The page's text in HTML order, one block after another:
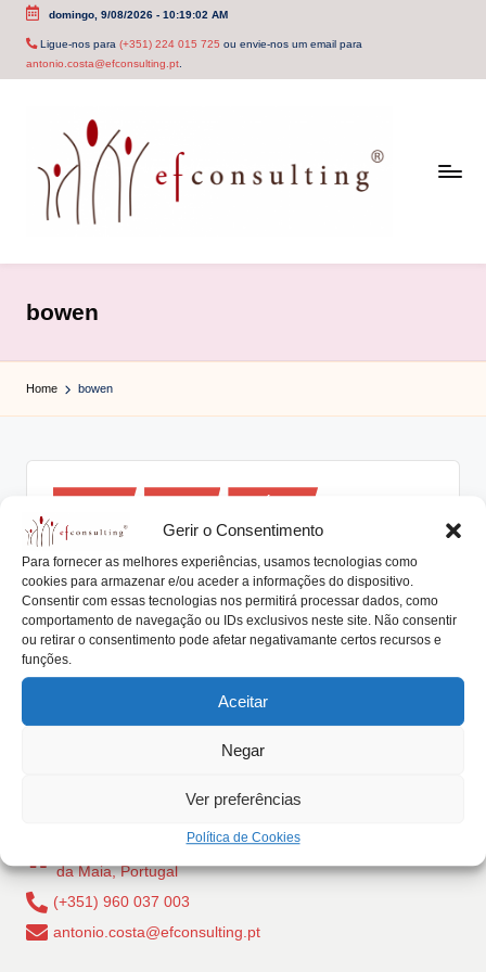
Gerir o Consentimento
Para fornecer as melhores experiências, usamos tecnologias como
cookies para armazenar e/ou aceder a informações do dispositivo.
Consentir com essas tecnologias nos permitirá processar dados, como
comportamento de navegação ou IDs exclusivos neste site. Não consentir
ou retirar o consentimento pode afetar negativamante certos recursos e
funções.
Aceitar
Negar
Ver preferências
Política de Cookies
Skip
domingo, 9/08/2026- 10:19:02 AM
Ligue-nos para (+351) 224 015 725 ou envie-nos um email para
antonio.costa@efconsulting.pt.
c
o
n
u
lt
i
n
g
.
p
t
bowen
Home bowen
Posted
in
Como as Famílias Trabalham em
Conjunto (Mary F. Whiteside)
by
António Nogueira da Costa Fevereiro 18, 2021
Percecionar o sistema que é uma família é um passo
essencial para potenciar o seu…
Rua Dr Carlos Pires Felgueiras, 206 - 1, 4470-157 Cidade
da Maia, Portugal
(+351) 960 037 003
antonio.costa@efconsulting.pt